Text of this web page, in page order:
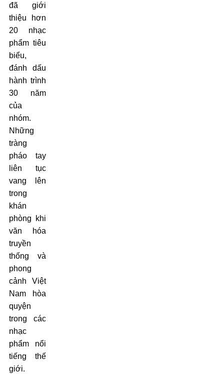
đã giới
thiệu hơn
20 nhạc
phẩm tiêu
biểu,
đánh dấu
hành trình
30 năm
của
nhóm.
Những
tràng
pháo tay
liên tục
vang lên
trong
khán
phòng khi
văn hóa
truyền
thống và
phong
cảnh Việt
Nam hòa
quyện
trong các
nhạc
phẩm nổi
tiếng thế
giới.